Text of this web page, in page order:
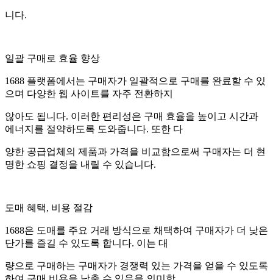
니다.
일괄 구매로 효율 향상
1688 플랫폼에서는 구매자가 일괄적으로 구매를 완료할 수 있
으며 다양한 웹 사이트를 자주 전환하지
않아도 됩니다. 이러한 편리성은 구매 효율을 높이고 시간과
에너지를 절약하도록 도와줍니다. 또한 다
양한 공급업체의 제품과 가격을 비교함으로써 구매자는 더 현
명한 쇼핑 결정을 내릴 수 있습니다.
도매 혜택, 비용 절감
1688은 도매를 주요 거래 방식으로 채택하여 구매자가 더 낮은
단가를 즐길 수 있도록 합니다. 이는 대
량으로 구매하는 구매자가 경쟁력 있는 가격을 얻을 수 있도록